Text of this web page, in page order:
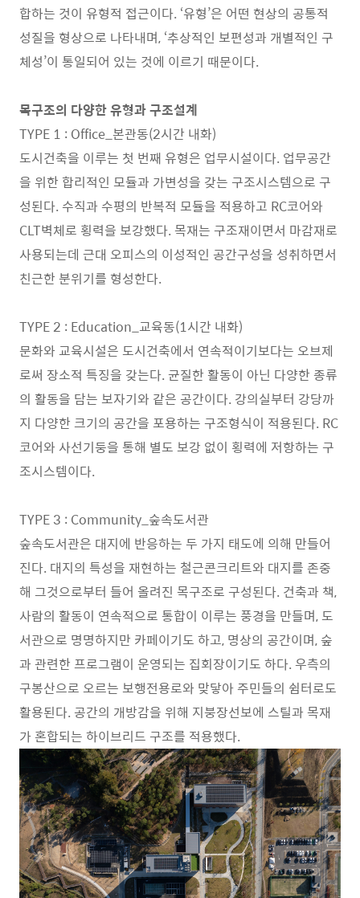
합하는 것이 유형적 접근이다. ‘유형’은 어떤 현상의 공통적
성질을 형상으로 나타내며, ‘추상적인 보편성과 개별적인 구
체성’이 통일되어 있는 것에 이르기 때문이다.
목구조의 다양한 유형과 구조설계
TYPE 1 : Office_본관동(2시간 내화)
도시건축을 이루는 첫 번째 유형은 업무시설이다. 업무공간
을 위한 합리적인 모듈과 가변성을 갖는 구조시스템으로 구
성된다. 수직과 수평의 반복적 모듈을 적용하고 RC코어와
CLT벽체로 횡력을 보강했다. 목재는 구조재이면서 마감재로
사용되는데 근대 오피스의 이성적인 공간구성을 성취하면서
친근한 분위기를 형성한다.
TYPE 2 : Education_교육동(1시간 내화)
문화와 교육시설은 도시건축에서 연속적이기보다는 오브제
로써 장소적 특징을 갖는다. 균질한 활동이 아닌 다양한 종류
의 활동을 담는 보자기와 같은 공간이다. 강의실부터 강당까
지 다양한 크기의 공간을 포용하는 구조형식이 적용된다. RC
코어와 사선기둥을 통해 별도 보강 없이 횡력에 저항하는 구
조시스템이다.
TYPE 3 : Community_숲속도서관
숲속도서관은 대지에 반응하는 두 가지 태도에 의해 만들어
진다. 대지의 특성을 재현하는 철근콘크리트와 대지를 존중
해 그것으로부터 들어 올려진 목구조로 구성된다. 건축과 책,
사람의 활동이 연속적으로 통합이 이루는 풍경을 만들며, 도
서관으로 명명하지만 카페이기도 하고, 명상의 공간이며, 숲
과 관련한 프로그램이 운영되는 집회장이기도 하다. 우측의
구봉산으로 오르는 보행전용로와 맞닿아 주민들의 쉼터로도
활용된다. 공간의 개방감을 위해 지붕장선보에 스틸과 목재
가 혼합되는 하이브리드 구조를 적용했다.